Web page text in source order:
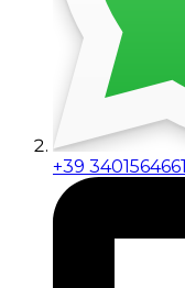
+39 3401564661